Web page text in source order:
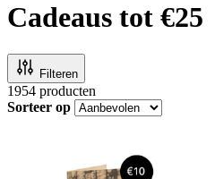
Cadeaus tot €25
Filteren
1954 producten
Sorteer op